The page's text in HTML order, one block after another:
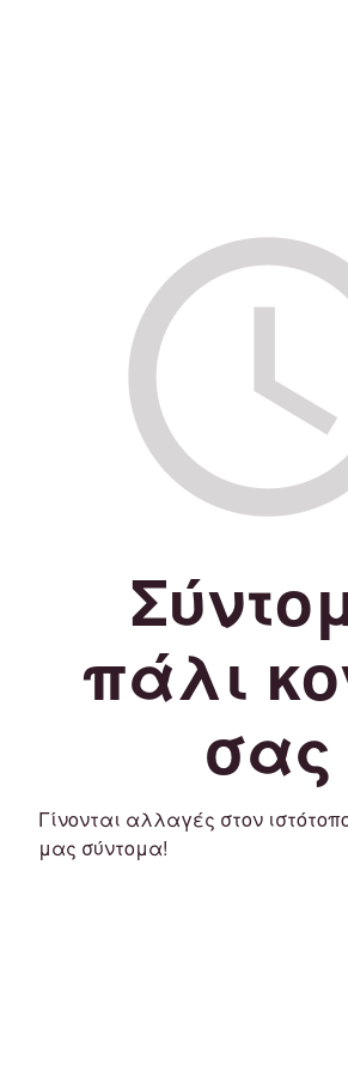
πάλι
σας
Γίνονται αλλαγές στον
μας σύντομα!